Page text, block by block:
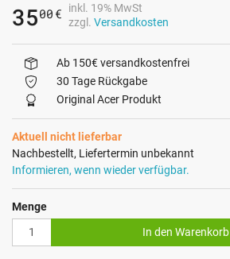
3500 €
inkl. 19% MwSt
zzgl. Versandkosten
Ab 150€ versandkostenfrei
30 Tage Rückgabe
Original Acer Produkt
Aktuell nicht lieferbar
Nachbestellt, Liefertermin unbekannt
Informieren, wenn wieder verfügbar.
Menge
In den Warenkorb